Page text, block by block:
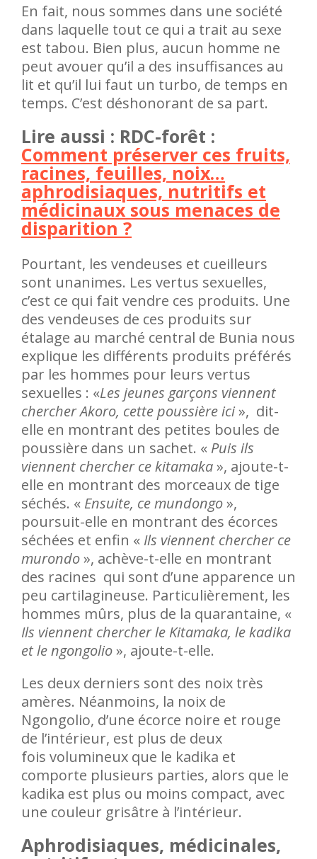
En fait, nous sommes dans une société
dans laquelle tout ce qui a trait au sexe
est tabou. Bien plus, aucun homme ne
peut avouer qu’il a des insuffisances au
lit et qu’il lui faut un turbo, de temps en
temps. C’est déshonorant de sa part.
Lire aussi : RDC-forêt :
Comment préserver ces fruits,
racines, feuilles, noix…
aphrodisiaques, nutritifs et
médicinaux sous menaces de
disparition ?
Pourtant, les vendeuses et cueilleurs
sont unanimes. Les vertus sexuelles,
c’est ce qui fait vendre ces produits. Une
des vendeuses de ces produits sur
étalage au marché central de Bunia nous
explique les différents produits préférés
par les hommes pour leurs vertus
sexuelles : «Les jeunes garçons viennent
chercher Akoro, cette poussière ici», dit-
elle en montrant des petites boules de
poussière dans un sachet. « Puis ils
viennent chercher ce kitamaka», ajoute-t-
elle en montrant des morceaux de tige
séchés. « Ensuite, ce mundongo»,
poursuit-elle en montrant des écorces
séchées et enfin « Ils viennent chercher ce
murondo», achève-t-elle en montrant
des racines qui sont d’une apparence un
peu cartilagineuse. Particulièrement, les
hommes mûrs, plus de la quarantaine, «
Ils viennent chercher le Kitamaka, le kadika
et le ngongolio», ajoute-t-elle.
Les deux derniers sont des noix très
amères. Néanmoins, la noix de
Ngongolio, d’une écorce noire et rouge
de l’intérieur, est plus de deux
fois volumineux que le kadika et
comporte plusieurs parties, alors que le
kadika est plus ou moins compact, avec
une couleur grisâtre à l’intérieur.
Aphrodisiaques, médicinales,